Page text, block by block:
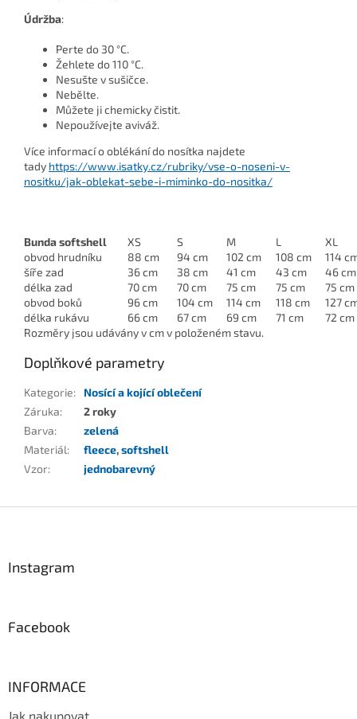
Údržba:
Perte do 30 °C.
Žehlete do 110 °C.
Nesušte v sušičce.
Nebělte.
Můžete ji chemicky čistit.
Nepoužívejte aviváž.
Více informací o oblékání do nosítka najdete
tady https://www.isatky.cz/rubriky/vse-o-noseni-v-
nositku/jak-oblekat-sebe-i-miminko-do-nositka/
Bunda softshell XS S M L
XL
obvod hrudníku
88 cm 94 cm 102 cm 108 cm
114
šíře zad
36 cm 38 cm 41 cm 43 cm
46 cm
délka zad
70 cm 70 cm 75 cm 75 cm
75 cm
obvod boků
96 cm 104 cm 114 cm 118 cm
127
délka rukávu
66 cm 67 cm 69 cm 71 cm
72 cm
Rozměry jsou udávány v cm v položeném stavu.
Doplňkové parametry
Kategorie:
Nosící a kojící oblečení
Záruka:
2 roky
Barva:
zelená
Materiál: fleece,softshell
Vzor: jednobarevný
Instagram
Facebook
INFORMACE
Jak nakupovat